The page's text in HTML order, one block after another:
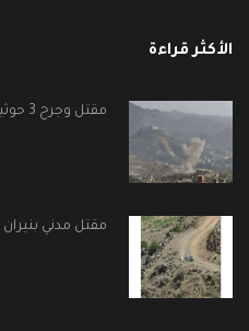
الأكثر قراءة
مقتل وجرح 3 حوثيين في اشتباكات غرب تعز
مقتل مدني